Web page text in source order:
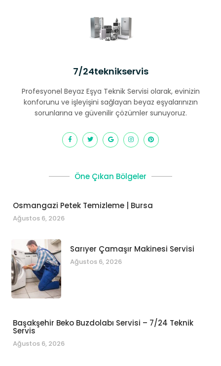
7/24teknikservis
Profesyonel Beyaz Eşya Teknik Servisi olarak, evinizin
konforunu ve işleyişini sağlayan beyaz eşyalarınızın
sorunlarına ve güvenilir çözümler sunuyoruz.
Öne Çıkan Bölgeler
Osmangazi Petek Temizleme | Bursa
Ağustos 6, 2026
Sarıyer Çamaşır Makinesi Servisi
Ağustos 6, 2026
Başakşehir Beko Buzdolabı Servisi – 7/24 Teknik
Servis
Ağustos 6, 2026